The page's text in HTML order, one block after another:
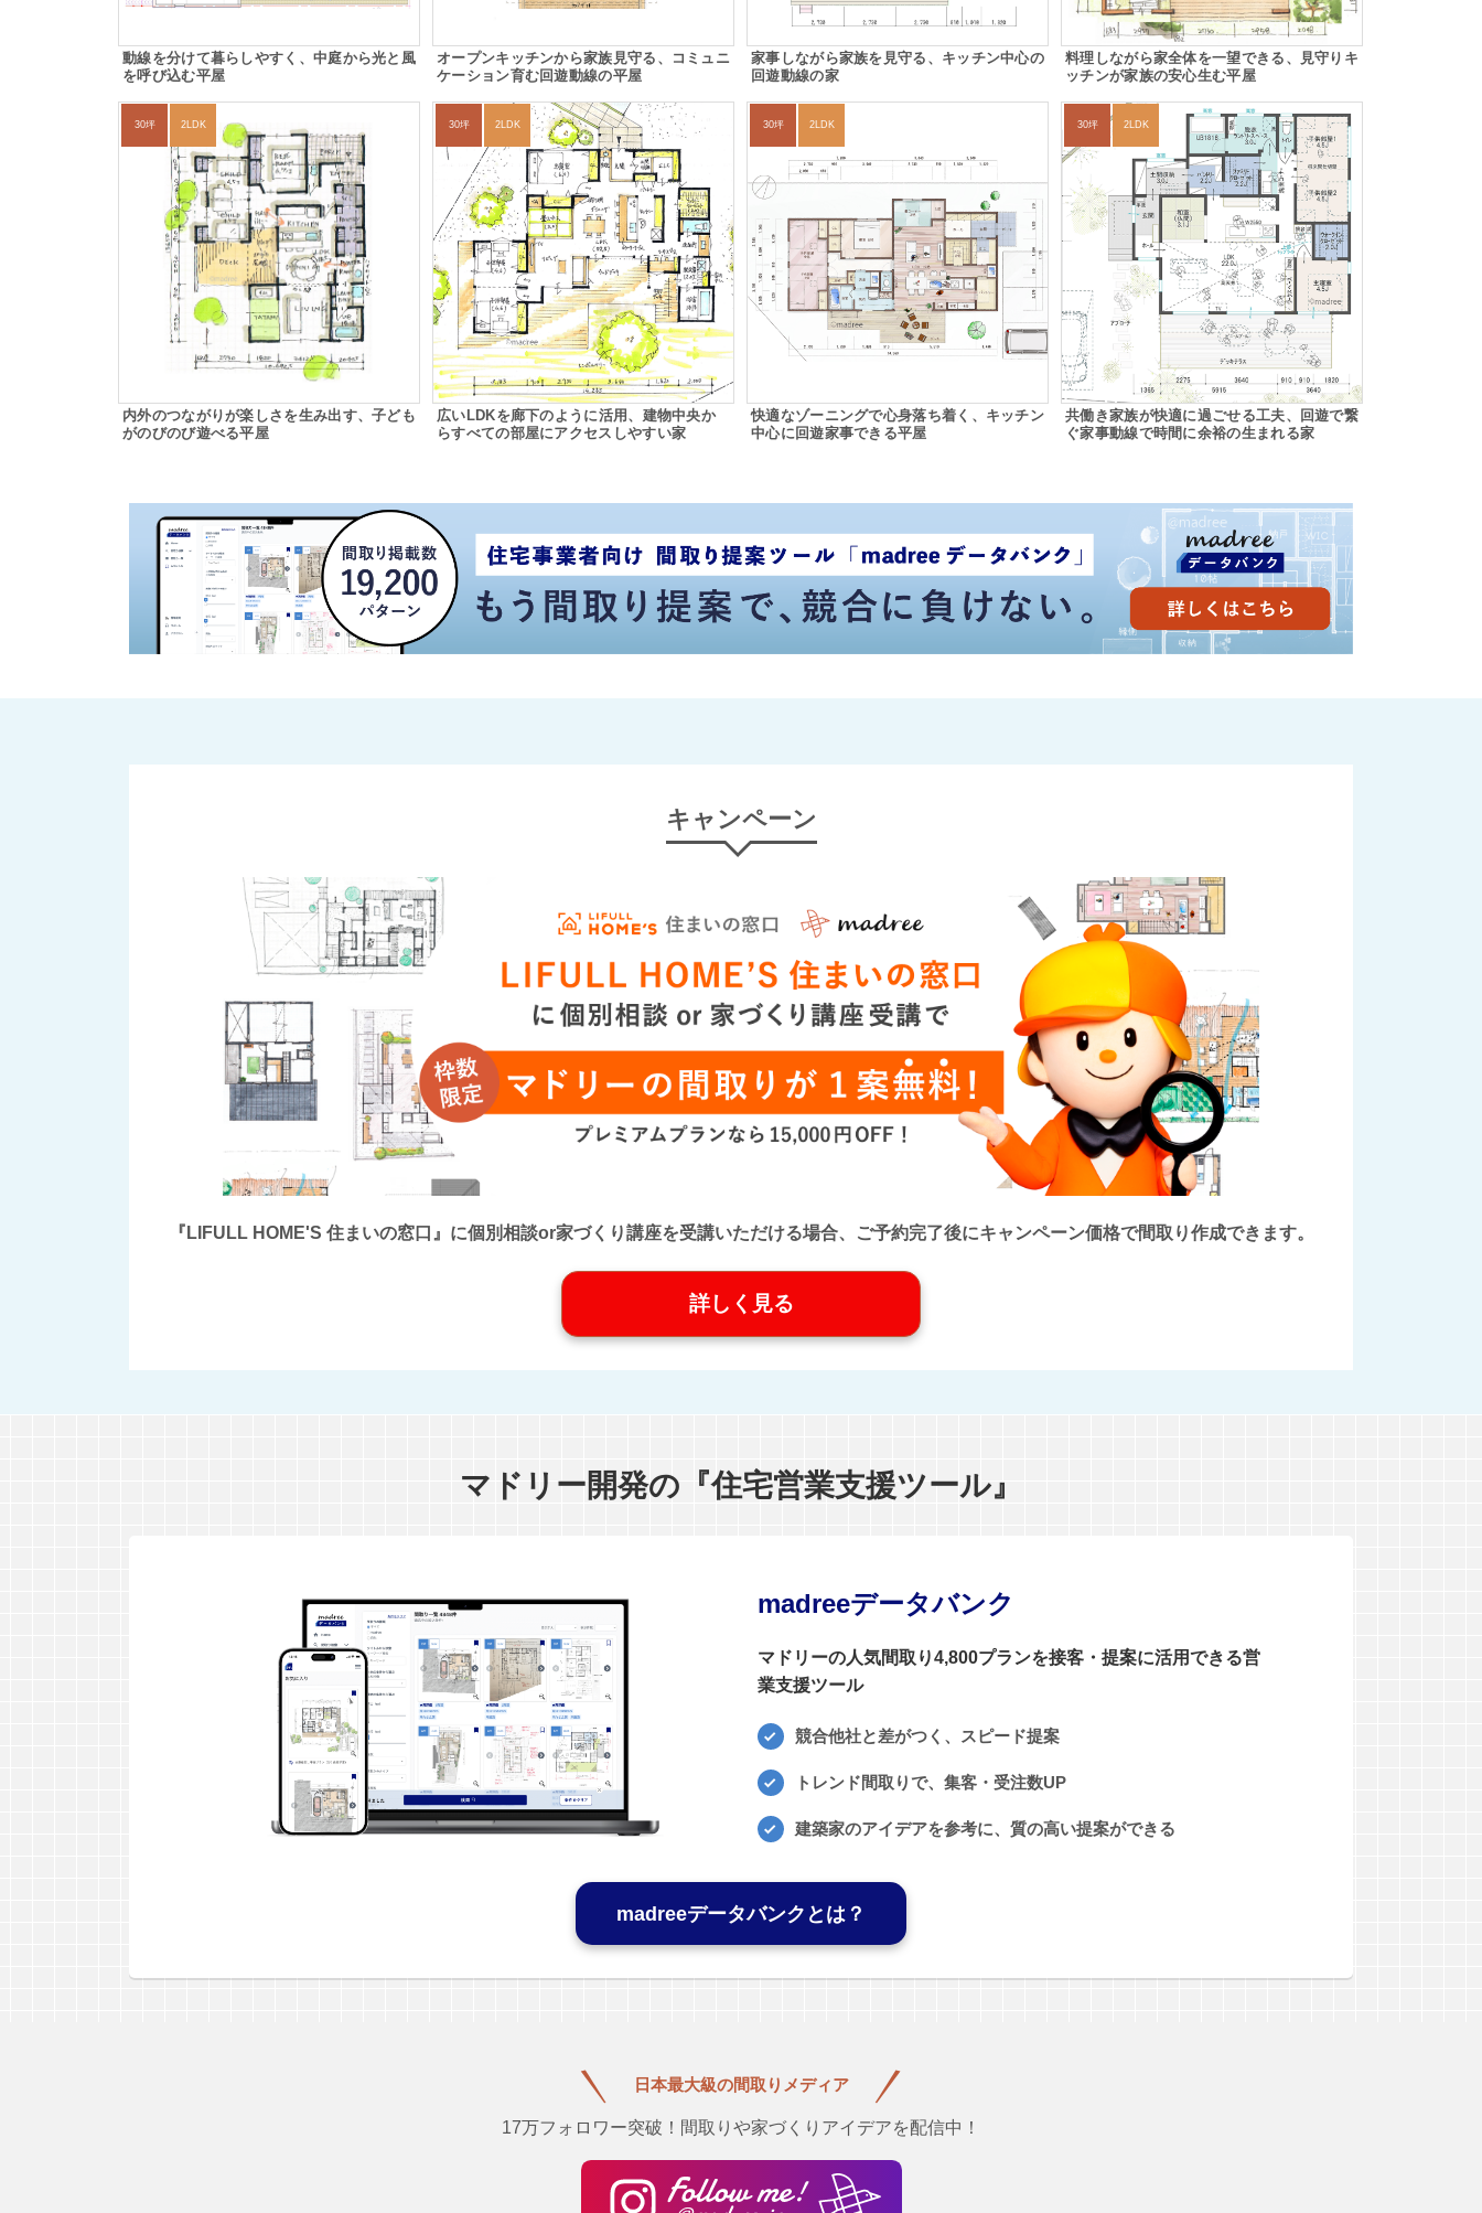
動線を分けて暮らしやすく、中庭から光と風
を呼び込む平屋
オープンキッチンから家族見守る、コミュニ
ケーション育む回遊動線の平屋
家事しながら家族を見守る、キッチン中心の
回遊動線の家
料理しながら家全体を一望できる、見守りキ
ッチンが家族の安心生む平屋
30坪 2LDK
内外のつながりが楽しさを生み出す、子ども
がのびのび遊べる平屋
30坪 2LDK
広いLDKを廊下のように活用、建物中央か
らすべての部屋にアクセスしやすい家
30坪 2LDK
快適なゾーニングで心身落ち着く、キッチン
中心に回遊家事できる平屋
30坪 2LDK
共働き家族が快適に過ごせる工夫、回遊で繋
ぐ家事動線で時間に余裕の生まれる家
キャンペーン
『LIFULL HOME'S 住まいの窓口』に個別相談or家づくり講座を受講いただける場合、ご予約完了後にキャンペーン価格で間取り作成できます。
詳しく見る
マドリー開発の『住宅営業支援ツール』
madreeデータバンク
マドリーの人気間取り4,800プランを接客・提案に活用できる営
業支援ツール
競合他社と差がつく、スピード提案
トレンド間取りで、集客・受注数UP
建築家のアイデアを参考に、質の高い提案ができる
madreeデータバンクとは？
日本最大級の間取りメディア
17万フォロワー突破！間取りや家づくりアイデアを配信中！